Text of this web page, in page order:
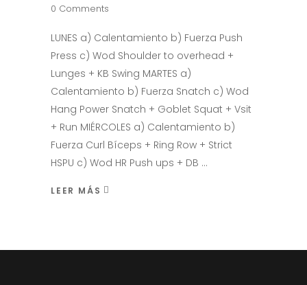
0 Comments
LUNES a) Calentamiento b) Fuerza Push
Press c) Wod Shoulder to overhead +
Lunges + KB Swing MARTES a)
Calentamiento b) Fuerza Snatch c) Wod
Hang Power Snatch + Goblet Squat + Vsit
+ Run MIÉRCOLES a) Calentamiento b)
Fuerza Curl Bíceps + Ring Row + Strict
HSPU c) Wod HR Push ups + DB
LEER MÁS